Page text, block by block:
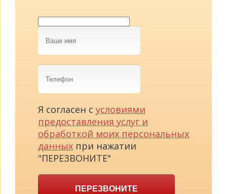
Ваше
имя
Телефон
Я согласен с условиями
предоставления услуг и
обработкой моих персональных
данных при нажатии
"ПЕРЕЗВОНИТЕ"
ПЕРЕЗВОНИТЕ